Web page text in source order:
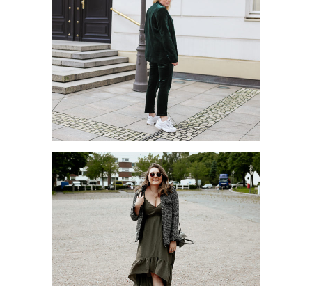
HERBSTTREND: HOSENANZUG